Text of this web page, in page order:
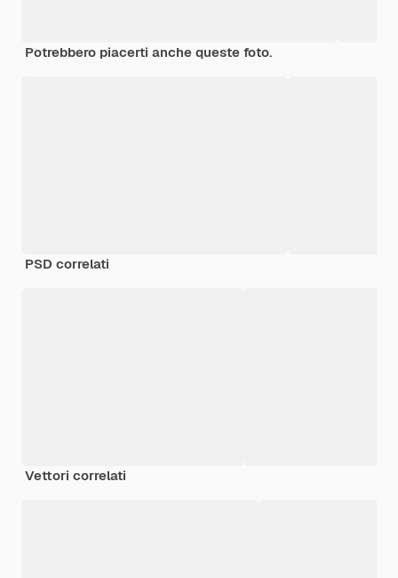
Potrebbero piacerti anche queste foto.
PSD correlati
Vettori correlati